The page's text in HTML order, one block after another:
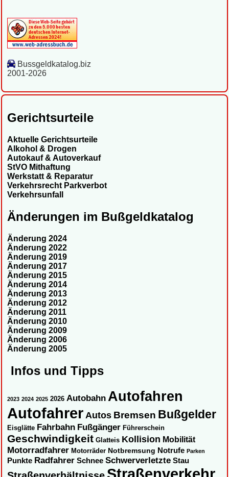
Bussgeldkatalog.biz
2001-2026
Gerichtsurteile
Aktuelle Gerichtsurteile
Alkohol & Drogen
Autokauf & Autoverkauf
StVO Mithaftung
Werkstatt & Reparatur
Verkehrsrecht Parkverbot
Verkehrsunfall
Änderungen im Bußgeldkatalog
Änderung 2024
Änderung 2022
Änderung 2019
Änderung 2017
Änderung 2015
Änderung 2014
Änderung 2013
Änderung 2012
Änderung 2011
Änderung 2010
Änderung 2009
Änderung 2006
Änderung 2005
Infos und Tipps
2023 2024 2025 2026 Autobahn Autofahren
Autofahrer Autos Bremsen Bußgelder
Eisglätte Fahrbahn Fußgänger Führerschein
Geschwindigkeit Glatteis Kollision Mobilität
Motorradfahrer Motorräder Notbremsung Notrufe Parken
Punkte Radfahrer Schnee Schwerverletzte Stau